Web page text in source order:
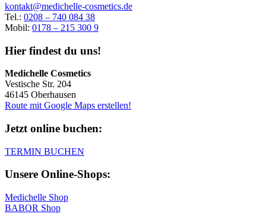
kontakt@medichelle-cosmetics.de
Tel.: 0208 – 740 084 38
Mobil: 0178 – 215 300 9
Hier findest du uns!
Medichelle Cosmetics
Vestische Str. 204
46145 Oberhausen
Route mit Google Maps erstellen!
Jetzt online buchen:
TERMIN BUCHEN
Unsere Online-Shops:
Medichelle Shop
BABOR Shop